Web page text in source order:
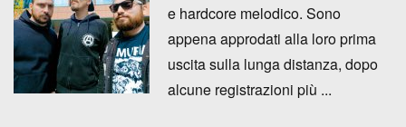
e hardcore melodico. Sono
appena approdati alla loro prima
uscita sulla lunga distanza, dopo
alcune registrazioni più ...